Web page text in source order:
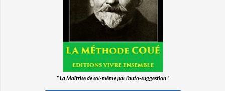
“ La Maîtrise de soi-même par l’auto-suggestion ”